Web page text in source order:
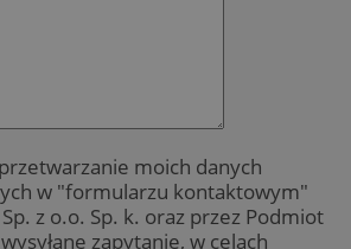
moich danych
w "formularzu kontaktowym"
z o.o. Sp. k. oraz przez Podmiot
zapytanie, w celach